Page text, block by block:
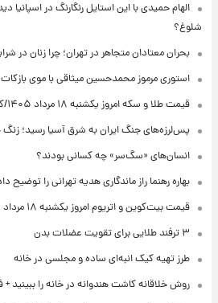
الهام حمیدی با این استایل رنگارنگ در
شلوغ؟
بحران معتادان متجاهر در تهران؛ چرا زنان در
استوری مرموز محمدحسین میثاقی با موی بازکات
قیمت طلا و سکه امروز یکشنبه ۱۸ مرداد ۱۴۰۵/کاهش قیمت طلا و سکه
پس‌لرزه‌های جنگ ایران به شرق آسیا رسید؛ زنگ
انسان‌های «سگ‌سر» چه کسانی بودند؟
بهاره رهنما راز ماندگاری هدیه تهرانی را توضیح
قیمت بیت‌کوین و اتریوم امروز یکشنبه ۱۸ مرداد ۱۴۰۵
۳ ترفند طلایی برای تقویت عضلات بدن
طرز تهیه کیک انبه‌ای ساده و مجلسی در خانه
روش خلاقانه کاشت هندوانه در خانه را ببینید +